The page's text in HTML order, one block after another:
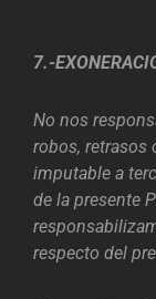
7.-
No nos
robos, retrasos
imputable a
de la presente
respecto del